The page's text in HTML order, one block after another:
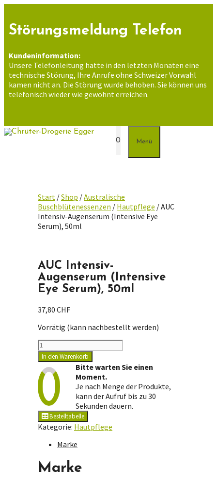
springen
Störungsmeldung Telefon
Kundeninformation:
Unsere Telefonleitung hatte in den letzten Monaten eine
technische Störung, Ihre Anrufe ohne Schweizer Vorwahl
kamen nicht an. Die Störung wurde behoben. Sie können uns
telefonisch wieder wie gewohnt erreichen.
0 Menü
Start /Shop /Australische
Buschblütenessenzen / Hautpflege / AUC
Intensiv-Augenserum (Intensive Eye
Serum), 50ml
AUC Intensiv-
Augenserum (Intensive
Eye Serum), 50ml
37,80 CHF
Vorrätig (kann nachbestellt werden)
AUC
Intensiv-
Augenserum
(Intensive
Eye
Serum),
50ml
Menge
In den Warenkorb
Bitte warten Sie einen
Moment.
Je nach Menge der Produkte,
kann der Aufruf bis zu 30
Sekunden dauern.
Bestelltabelle
Kategorie: Hautpflege
Marke
Marke